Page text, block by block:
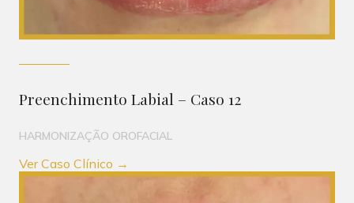
Preenchimento Labial – Caso 12
HARMONIZAÇÃO OROFACIAL
Ver Caso Clínico →